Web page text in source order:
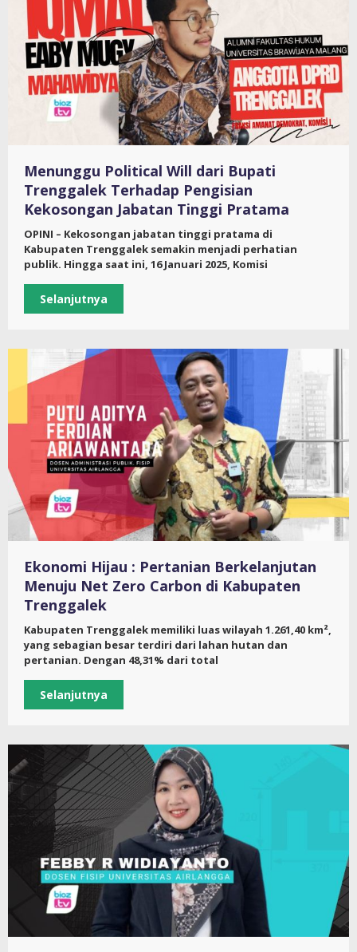
Menunggu Political Will dari Bupati
Trenggalek Terhadap Pengisian
Kekosongan Jabatan Tinggi Pratama
OPINI – Kekosongan jabatan tinggi pratama di
Kabupaten Trenggalek semakin menjadi perhatian
publik. Hingga saat ini, 16 Januari 2025, Komisi
Selanjutnya
Ekonomi Hijau : Pertanian Berkelanjutan
Menuju Net Zero Carbon di Kabupaten
Trenggalek
Kabupaten Trenggalek memiliki luas wilayah 1.261,40 km²,
yang sebagian besar terdiri dari lahan hutan dan
pertanian. Dengan 48,31% dari total
Selanjutnya